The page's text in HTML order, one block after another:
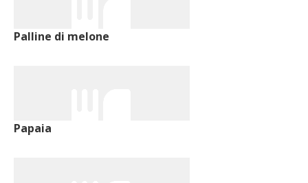
Palline di melone
Papaia